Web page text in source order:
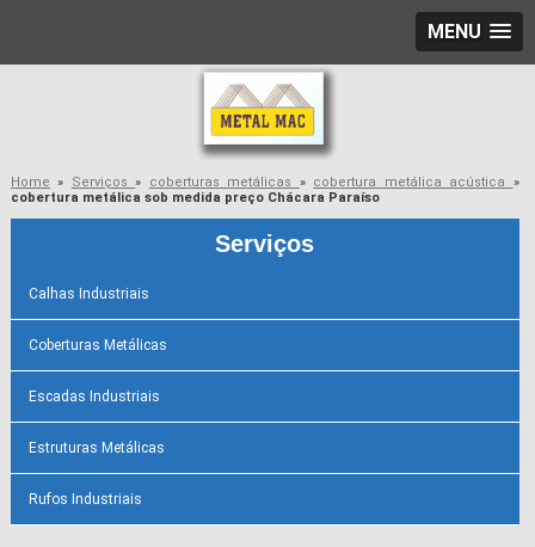
MENU
Home » Serviços» coberturas metálicas » cobertura metálica acústica »
cobertura metálica sob medida preço Chácara Paraíso
Serviços
Calhas Industriais
Coberturas Metálicas
Escadas Industriais
Estruturas Metálicas
Rufos Industriais